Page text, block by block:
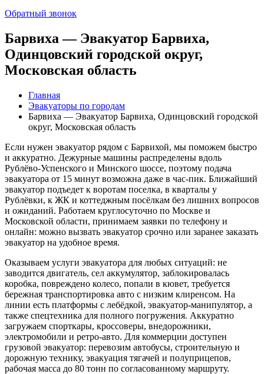
Обратный звонок
Барвиха — Эвакуатор Барвиха,
Одинцовский городской округ,
Московская область
Главная
Эвакуаторы по городам
Барвиха — Эвакуатор Барвиха, Одинцовский городской
округ, Московская область
Если нужен эвакуатор рядом с Барвихой, мы поможем быстро
и аккуратно. Дежурные машины распределены вдоль
Рублёво‑Успенского и Минского шоссе, поэтому подача
эвакуатора от 15 минут возможна даже в час‑пик. Ближайший
эвакуатор подъедет к воротам поселка, в кварталы у
Рублёвки, к ЖК и коттеджным посёлкам без лишних вопросов
и ожиданий. Работаем круглосуточно по Москве и
Московской области, принимаем заявки по телефону и
онлайн: можно вызвать эвакуатор срочно или заранее заказать
эвакуатор на удобное время.
Оказываем услуги эвакуатора для любых ситуаций: не
заводится двигатель, сел аккумулятор, заблокировалась
коробка, повреждено колесо, попали в кювет, требуется
бережная транспортировка авто с низким клиренсом. На
линии есть платформы с лебёдкой, эвакуатор‑манипулятор, а
также спецтехника для полного погружения. Аккуратно
загружаем спорткары, кроссоверы, внедорожники,
электромобили и ретро‑авто. Для коммерции доступен
грузовой эвакуатор: перевозим автобусы, строительную и
дорожную технику, эвакуация тягачей и полуприцепов,
рабочая масса до 80 тонн по согласованному маршруту.